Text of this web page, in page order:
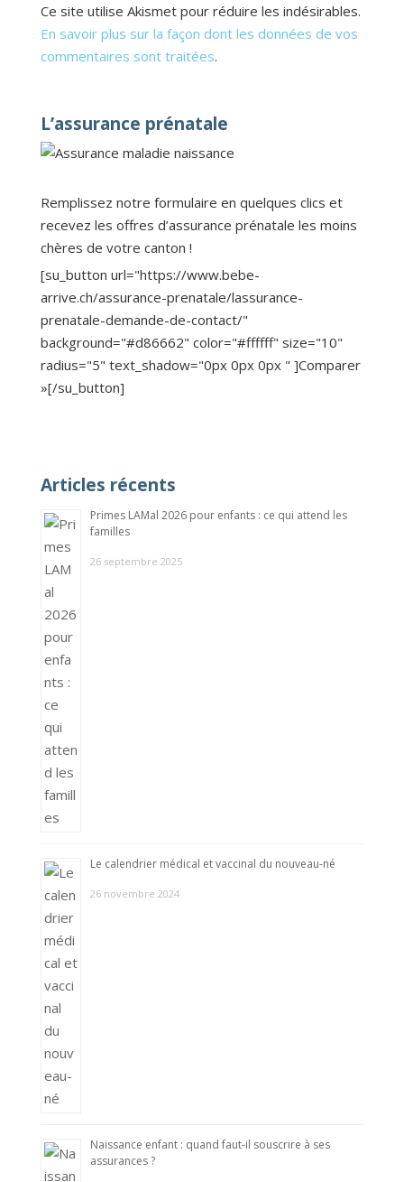
Ce site utilise Akismet pour réduire les indésirables.
En savoir plus sur la façon dont les données de vos
commentaires sont traitées.
L’assurance prénatale
Remplissez notre formulaire en quelques clics et
recevez les offres d’assurance prénatale les moins
chères de votre canton !
[su_button url="https://www.bebe-
arrive.ch/assurance-prenatale/lassurance-
prenatale-demande-de-contact/"
background="#d86662" color="#ffffff" size="10"
radius="5" text_shadow="0px 0px 0px " ]Comparer
»[/su_button]
Articles récents
Primes LAMal 2026 pour enfants : ce qui attend les
familles
26 septembre 2025
Le calendrier médical et vaccinal du nouveau-né
26 novembre 2024
Naissance enfant : quand faut-il souscrire à ses
assurances ?